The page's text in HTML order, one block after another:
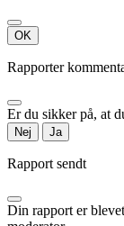
OK
Rapporter
Er du sikker på, at
Nej Ja
Rapport sendt
Din rapport er